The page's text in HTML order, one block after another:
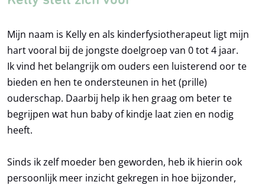
Mijn naam is Kelly en als kinderfysiotherapeut ligt mijn
hart vooral bij de jongste doelgroep van 0 tot 4 jaar.
Ik vind het belangrijk om ouders een luisterend oor te
bieden en hen te ondersteunen in het (prille)
ouderschap. Daarbij help ik hen graag om beter te
begrijpen wat hun baby of kindje laat zien en nodig
heeft.
Sinds ik zelf moeder ben geworden, heb ik hierin ook
persoonlijk meer inzicht gekregen in hoe bijzonder,